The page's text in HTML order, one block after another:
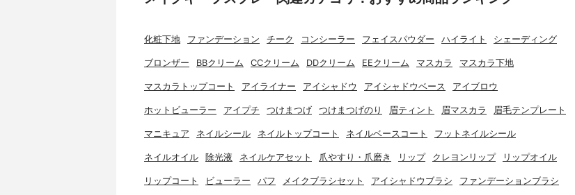
化粧下地 ファンデーション チーク コンシーラー フェイスパウダー ハイライト シェーディング
ブロンザー BBクリーム CCクリーム DDクリーム EEクリーム マスカラ マスカラ下地
マスカラトップコート アイライナー アイシャドウ アイシャドウベース アイブロウ
ホットビューラー アイプチ つけまつげ つけまつげのり 眉ティント 眉マスカラ 眉毛テンプレート
マニキュア ネイルシール ネイルトップコート ネイルベースコート フットネイルシール
ネイルオイル 除光液 ネイルケアセット 爪やすり・爪磨き リップ クレヨンリップ リップオイル
リップコート ビューラー パフ メイクブラシセット アイシャドウブラシ ファンデーションブラシ